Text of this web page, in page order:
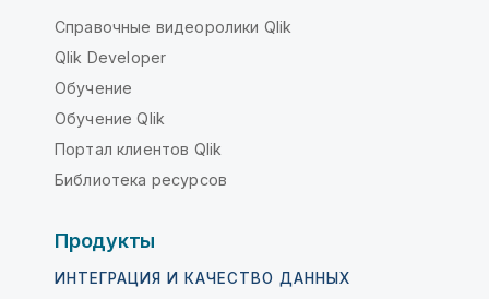
Справочные видеоролики Qlik
Qlik Developer
Обучение
Обучение Qlik
Портал клиентов Qlik
Библиотека ресурсов
Продукты
ИНТЕГРАЦИЯ И КАЧЕСТВО ДАННЫХ